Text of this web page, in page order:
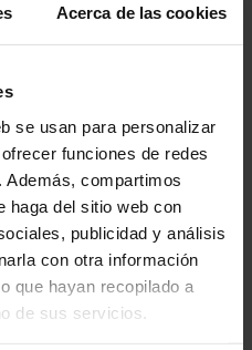
Acerca de las cookies
se usan para personalizar
funciones de redes
compartimos
haga del sitio web con
publicidad y análisis
con otra información
que hayan recopilado a
de sus servicios.